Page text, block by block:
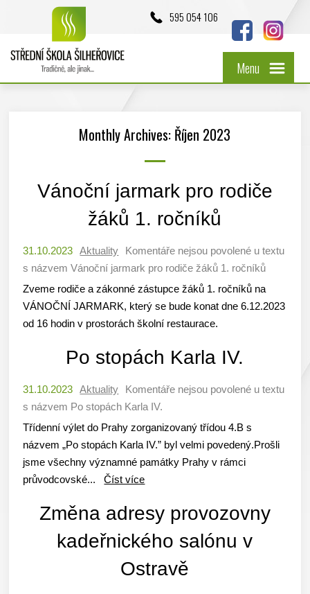
595 054 106
Menu
Monthly Archives: Říjen 2023
Vánoční jarmark pro rodiče
žáků 1. ročníků
31.10.2023 Aktuality Komentáře nejsou povolené u textu
s názvem Vánoční jarmark pro rodiče žáků 1. ročníků
Zveme rodiče a zákonné zástupce žáků 1. ročníků na
VÁNOČNÍ JARMARK, který se bude konat dne 6.12.2023
od 16 hodin v prostorách školní restaurace.
Po stopách Karla IV.
31.10.2023 Aktuality Komentáře nejsou povolené u textu
s názvem Po stopách Karla IV.
Třídenní výlet do Prahy zorganizovaný třídou 4.B s
názvem „Po stopách Karla IV.” byl velmi povedený.Prošli
jsme všechny významné památky Prahy v rámci
průvodcovské...Číst více
Změna adresy provozovny
kadeřnického salónu v
Ostravě